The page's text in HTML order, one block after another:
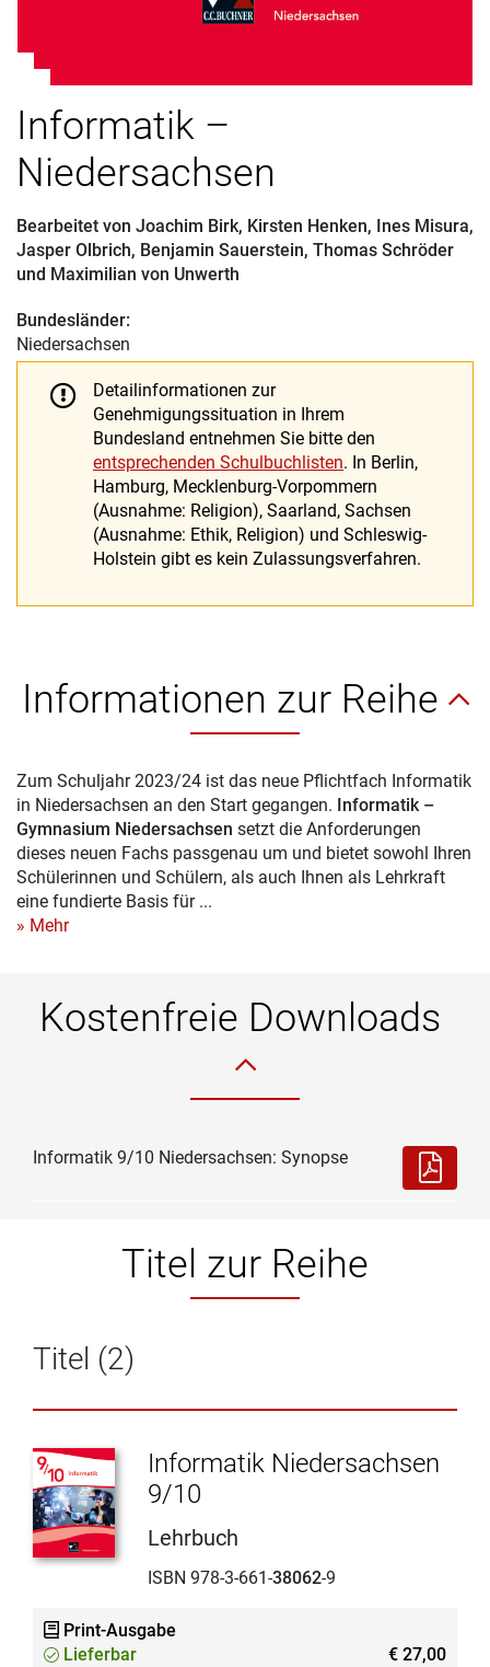
Informatik –
Niedersachsen
Bearbeitet von Joachim Birk, Kirsten Henken, Ines Misura,
Jasper Olbrich, Benjamin Sauerstein, Thomas Schröder
und Maximilian von Unwerth
Bundesländer:
Niedersachsen
Detailinformationen zur
Genehmigungssituation in Ihrem
Bundesland entnehmen Sie bitte den
entsprechenden Schulbuchlisten. In Berlin,
Hamburg, Mecklenburg-Vorpommern
(Ausnahme: Religion), Saarland, Sachsen
(Ausnahme: Ethik, Religion) und Schleswig-
Holstein gibt es kein Zulassungsverfahren.
Informationen zur Reihe
Zum Schuljahr 2023/24 ist das neue Pflichtfach Informatik
in Niedersachsen an den Start gegangen. Informatik –
Gymnasium Niedersachsen setzt die Anforderungen
dieses neuen Fachs passgenau um und bietet sowohl Ihren
Schülerinnen und Schülern, als auch Ihnen als Lehrkraft
eine fundierte Basis für ...
» Mehr
Kostenfreie Downloads
Informatik 9/10 Niedersachsen: Synopse
Titel zur Reihe
Titel (2)
Informatik Niedersachsen
9/10
Lehrbuch
ISBN 978-3-661-38062-9
Print-Ausgabe
Lieferbar
€ 27,00